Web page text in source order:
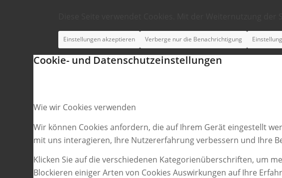
Einstellungen akzeptieren Verberge nur die Benachrichtigung
Cookie- und Datenschutzeinstellungen
Wie wir Cookies verwenden
Wir können Cookies anfordern, die auf Ihrem Gerät eingestellt
mit uns interagieren, Ihre Nutzererfahrung verbessern und Ihre
Klicken Sie auf die verschiedenen Kategorienüberschriften, um
Blockieren einiger Arten von Cookies Auswirkungen auf Ihre